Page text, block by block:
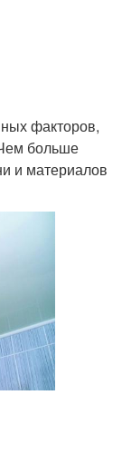
факторов,
больше
и материалов